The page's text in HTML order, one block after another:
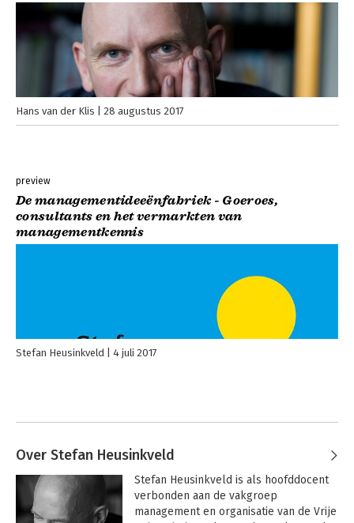
Hans van der Klis 28 augustus 2017
preview
De managementideeënfabriek - Goeroes,
consultants en het vermarkten van
managementkennis
Stefan Heusinkveld 4 juli 2017
Over Stefan Heusinkveld
Stefan Heusinkveld is als hoofddocent
verbonden aan de vakgroep
management en organisatie van de Vrije